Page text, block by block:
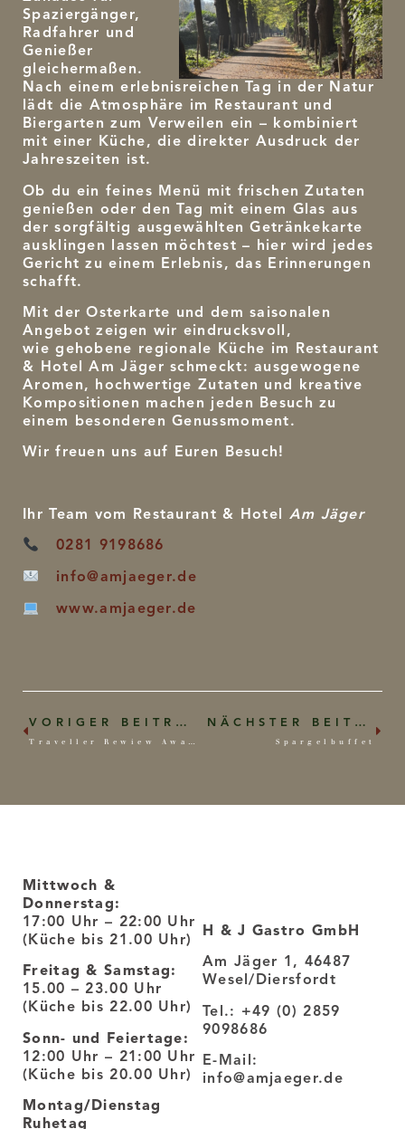
Spaziergänger,
Radfahrer und
Genießer
gleichermaßen.
Nach einem erlebnisreichen Tag in der Natur
lädt die Atmosphäre im Restaurant und
Biergarten zum Verweilen ein – kombiniert
mit einer Küche, die direkter Ausdruck der
Jahreszeiten ist.
Ob du ein feines Menü mit frischen Zutaten
genießen oder den Tag mit einem Glas aus
der sorgfältig ausgewählten Getränkekarte
ausklingen lassen möchtest – hier wird jedes
Gericht zu einem Erlebnis, das Erinnerungen
schafft.
Mit der Osterkarte und dem saisonalen
Angebot zeigen wir eindrucksvoll,
wie gehobene regionale Küche im Restaurant
& Hotel Am Jäger schmeckt: ausgewogene
Aromen, hochwertige Zutaten und kreative
Kompositionen machen jeden Besuch zu
einem besonderen Genussmoment.
Wir freuen uns auf Euren Besuch!
Ihr Team vom Restaurant & Hotel Am Jäger
0281 9198686
info@amjaeger.de
www.amjaeger.de
VORIGER BEITRAG NÄCHSTER BEITRAG
Spargelbuffet
Mittwoch &
Donnerstag:
17:00 Uhr – 22:00 Uhr
(Küche bis 21.00 Uhr)
Freitag & Samstag:
15.00 – 23.00 Uhr
(Küche bis 22.00 Uhr)
Sonn- und Feiertage:
12:00 Uhr – 21:00 Uhr
(Küche bis 20.00 Uhr)
Montag/Dienstag
Ruhetag
H & J Gastro GmbH
Am Jäger 1, 46487
Wesel/Diersfordt
Tel.: +49 (0) 2859
9098686
E-Mail:
info@amjaeger.de